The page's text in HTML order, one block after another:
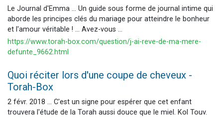
Le Journal d'Emma ... Un guide sous forme de journal intime qui
aborde les principes clés du mariage pour atteindre le bonheur
et l'amour véritable ! ... Avez-vous ...
https://www.torah-box.com/question/j-ai-reve-de-ma-mere-
defunte_9662.html
Quoi réciter lors d'une coupe de cheveux -
Torah-Box
2 févr. 2018 ... C'est un signe pour espérer que cet enfant
trouvera l'étude de la Torah aussi douce que le miel. Kol Touv.